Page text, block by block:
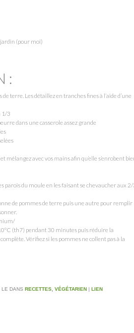
(pour moi)
:
terre. Les détaillez en tranches fines à l’aide d’une
1/3
dans une casserole assez grande
mélangez avec vos mains afin qu’elle s’enrobent
parois du moule en les faisant se chevaucher aux
de pommes de terre puis une autre pour remplir
(th7) pendant 30 minutes puis réduire la
Vérifiez si les pommes ne collent pas à la
LE DANS RECETTES VÉGÉTARIEN | LIEN